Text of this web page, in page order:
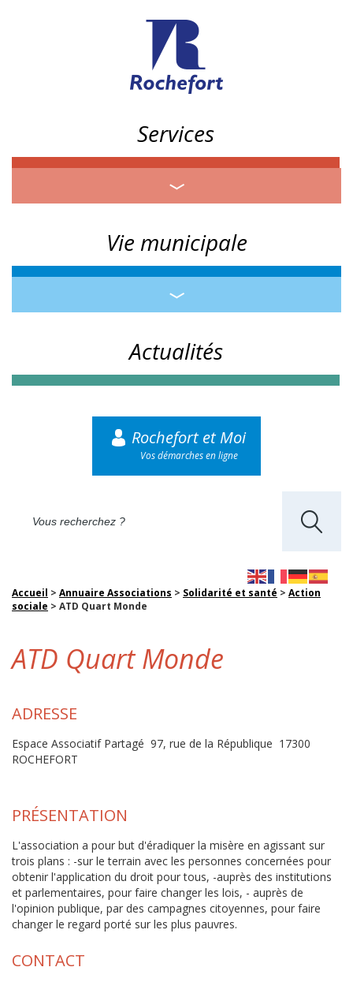
Services
Vie municipale
Actualités
Rochefort et Moi
Vos démarches en ligne
Accueil > Annuaire Associations > Solidarité et santé > Action
sociale > ATD Quart Monde
ATD Quart Monde
ADRESSE
Espace Associatif Partagé 97, rue de la République 17300
ROCHEFORT
PRÉSENTATION
L'association a pour but d'éradiquer la misère en agissant sur
trois plans : -sur le terrain avec les personnes concernées pour
obtenir l'application du droit pour tous, -auprès des institutions
et parlementaires, pour faire changer les lois, - auprès de
l'opinion publique, par des campagnes citoyennes, pour faire
changer le regard porté sur les plus pauvres.
CONTACT